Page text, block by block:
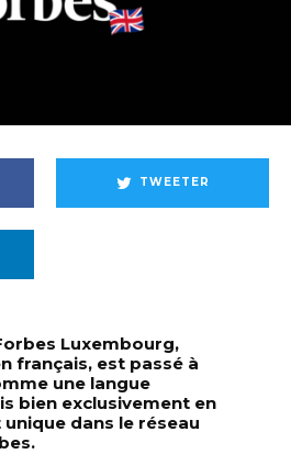
TWEETER
Luxembourg,
français, est passé à
une langue
bien exclusivement en
dans le réseau